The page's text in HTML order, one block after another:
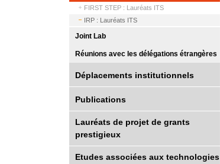
FIRST STEP : Lauréats ITS
IRP : Lauréats ITS
Joint Lab
Réunions avec les délégations étrangères
Déplacements institutionnels
Publications
Lauréats de projet de grants
prestigieux
Etudes associées aux technologies